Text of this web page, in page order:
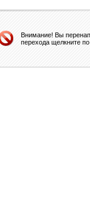
Внимание! Вы
перехода щелкните